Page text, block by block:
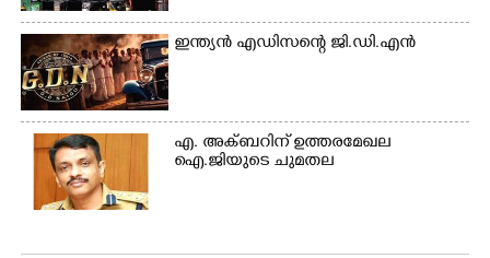
ഇന്ത്യൻ എഡിസന്റെ ജി.ഡി.എൻ
എ. അക്ബറിന് ഉത്തരമേഖല
ഐ.ജിയുടെ ചുമതല